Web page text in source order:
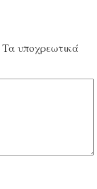
Τα υποχρεωτικά